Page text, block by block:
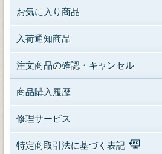
お気に入り商品
入荷通知商品
注文商品の確認・キャンセル
商品購入履歴
修理サービス
特定商取引法に基づく表記